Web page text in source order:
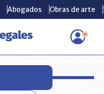
Abogados Obras de arte
Abogados Obras de arte